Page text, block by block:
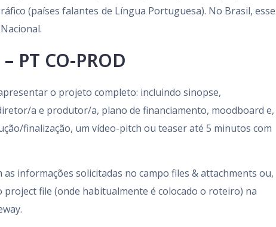
(países falantes de Língua Portuguesa). No Brasil, esse
PT CO-PROD
o projeto completo: incluindo sinopse,
a e produtor/a, plano de financiamento, moodboard e,
finalização, um vídeo-pitch ou teaser até 5 minutos com
as informações solicitadas no campo files & attachments ou,
file (onde habitualmente é colocado o roteiro) na